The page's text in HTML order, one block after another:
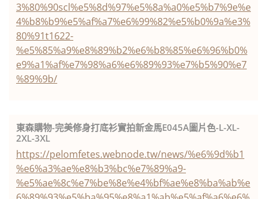
3%80%90scl%e5%8d%97%e5%8a%a0%e5%b7%9e%e
4%b8%b9%e5%af%a7%e6%99%82%e5%b0%9a%e3%
80%91t1622-
%e5%85%a9%e8%89%b2%e6%b8%85%e6%96%b0%
e9%a1%af%e7%98%a6%e6%89%93%e7%b5%90%e7
%89%9b/
東森購物-完美修身打底衫實拍新金馬E045A圖片色-L-XL-
2XL-3XL
https://pelomfetes.webnode.tw/news/%e6%9d%b1
%e6%a3%ae%e8%b3%bc%e7%89%a9-
%e5%ae%8c%e7%be%8e%e4%bf%ae%e8%ba%ab%e